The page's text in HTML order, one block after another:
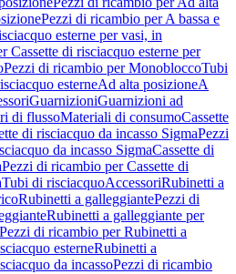
Pezzi di ricambio per A bassa e
esterne per vasi, in
Cassette di risciacquo esterne per
Pezzi di ricambio per MonobloccoTubi
esterneAd alta posizioneA
GuarnizioniGuarnizioni ad
di flussoMateriali di consumoCassette
di risciacquo da incasso SigmaPezzi
da incasso SigmaCassette di
Pezzi di ricambio per Cassette di
Tubi di risciacquoAccessoriRubinetti a
Rubinetti a galleggiantePezzi di
Rubinetti a galleggiante per
Pezzi di ricambio per Rubinetti a
esterneRubinetti a
da incassoPezzi di ricambio